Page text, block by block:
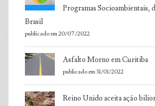
Programas Socioambientais,
Brasil
publicado em 20/07/2022
Asfalto Morno em Curitiba
publicado em 31/01/2022
Reino Unido aceita ação